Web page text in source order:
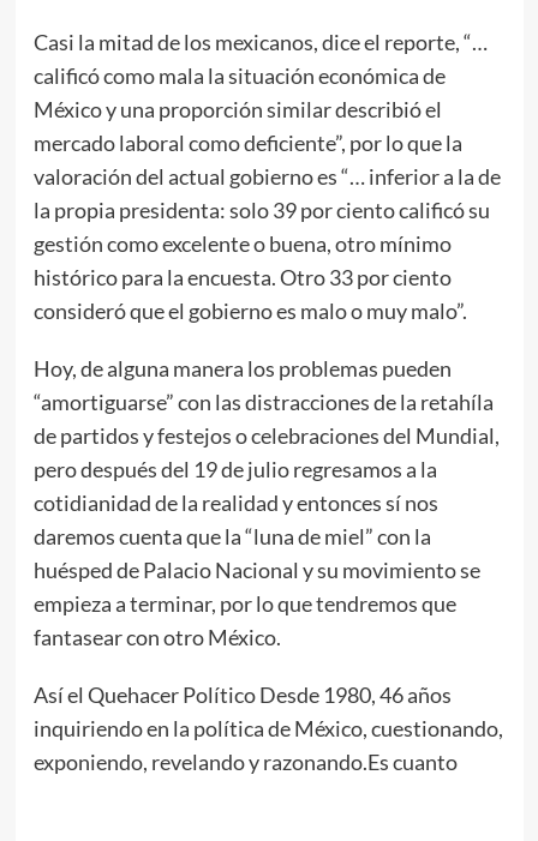
Casi la mitad de los mexicanos, dice el reporte, “…
calificó como mala la situación económica de
México y una proporción similar describió el
mercado laboral como deficiente”, por lo que la
valoración del actual gobierno es “… inferior a la de
la propia presidenta: solo 39 por ciento calificó su
gestión como excelente o buena, otro mínimo
histórico para la encuesta. Otro 33 por ciento
consideró que el gobierno es malo o muy malo”.
Hoy, de alguna manera los problemas pueden
“amortiguarse” con las distracciones de la retahíla
de partidos y festejos o celebraciones del Mundial,
pero después del 19 de julio regresamos a la
cotidianidad de la realidad y entonces sí nos
daremos cuenta que la “luna de miel” con la
huésped de Palacio Nacional y su movimiento se
empieza a terminar, por lo que tendremos que
fantasear con otro México.
Así el Quehacer Político Desde 1980, 46 años
inquiriendo en la política de México, cuestionando,
exponiendo, revelando y razonando.Es cuanto